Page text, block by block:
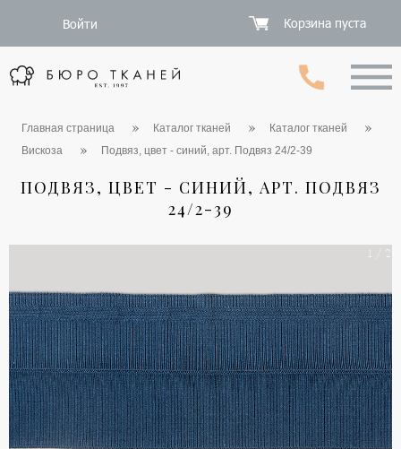
Войти Корзина пуста
Главная страница Каталог тканей
Каталог тканей
Вискоза
Подвяз, цвет - синий, арт. Подвяз 24/2-39
ПОДВЯЗ, ЦВЕТ - СИНИЙ, АРТ. ПОДВЯЗ
24/2-39
1 / 2